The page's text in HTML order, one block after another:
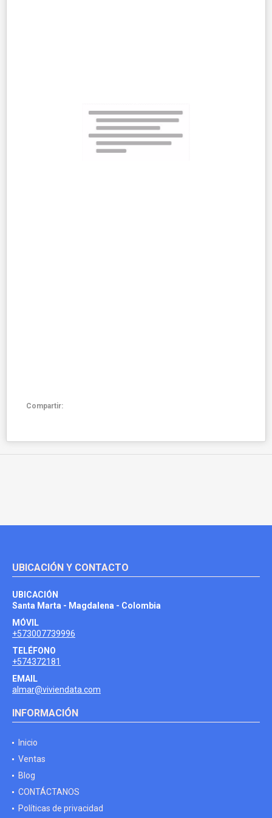
Compartir:
UBICACIÓN Y CONTACTO
UBICACIÓN
Santa Marta - Magdalena - Colombia
MÓVIL
+573007739996
TELÉFONO
+574372181
EMAIL
almar@viviendata.com
INFORMACIÓN
Inicio
Ventas
Blog
CONTÁCTANOS
Políticas de privacidad